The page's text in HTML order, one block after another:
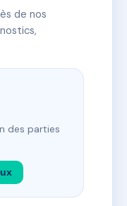
de nos
des parties